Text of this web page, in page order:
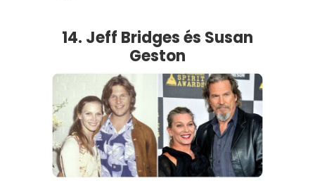
14. Jeff Bridges és Susan
Geston